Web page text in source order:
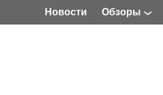
Новости Обзоры